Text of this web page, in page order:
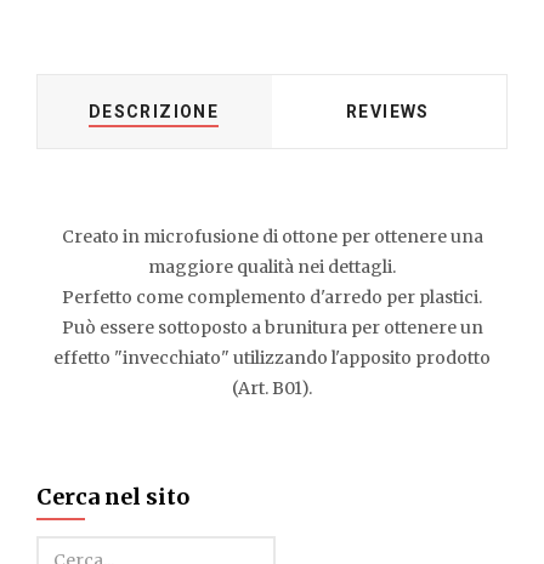
DESCRIZIONE REVIEWS
Creato in microfusione di ottone per ottenere una
maggiore qualità nei dettagli.
Perfetto come complemento d'arredo per plastici.
Può essere sottoposto a brunitura per ottenere un
effetto "invecchiato" utilizzando l'apposito prodotto
(Art. B01).
Cerca nel sito
Cerca